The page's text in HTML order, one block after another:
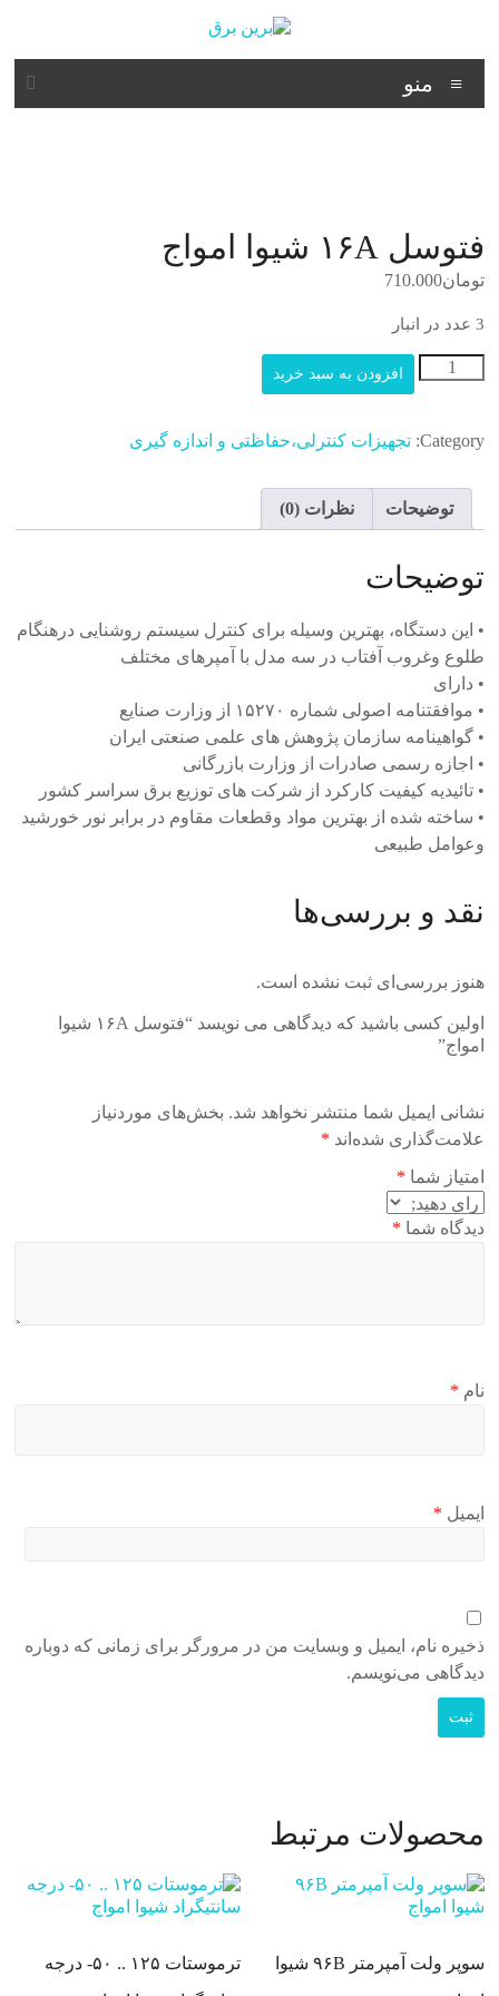
محتوا
برین
برق
منو
فتوسل ۱۶A شیوا امواج
تومان710.000
3 عدد در انبار
فتوسل
۱۶A
عدد
افزودن به سبد خرید
Category: تجهیزات کنترلی،حفاظتی و اندازه گیری
توضیحات نظرات (0)
توضیحات
• این دستگاه، بهترین وسیله برای کنترل سیستم روشنایی درهنگام
طلوع وغروب آفتاب در سه مدل با آمپرهای مختلف
• دارای
• موافقتنامه اصولی شماره ۱۵۲۷۰ از وزارت صنایع
• گواهینامه سازمان پژوهش های علمی صنعتی ایران
• اجازه رسمی صادرات از وزارت بازرگانی
• تائیدیه کیفیت کارکرد از شرکت های توزیع برق سراسر کشور
• ساخته شده از بهترین مواد وقطعات مقاوم در برابر نور خورشید
وعوامل طبیعی
نقد و بررسی‌ها
هنوز بررسی‌ای ثبت نشده است.
اولین کسی باشید که دیدگاهی می نویسد “فتوسل ۱۶A شیوا
امواج”
نشانی ایمیل شما منتشر نخواهد شد. بخش‌های موردنیاز
علامت‌گذاری شده‌اند *
امتیاز شما *
دیدگاه شما *
نام *
ایمیل *
ذخیره نام، ایمیل و وبسایت من در مرورگر برای زمانی که دوباره
دیدگاهی می‌نویسم.
محصولات مرتبط
سوپر ولت آمپرمتر ۹۶B شیوا
ترموستات ۱۲۵ .. ۵۰- درجه